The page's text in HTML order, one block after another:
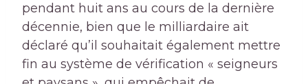
pendant huit ans au cours de la dernière
décennie, bien que le milliardaire ait
déclaré qu’il souhaitait également mettre
fin au système de vérification « seigneurs